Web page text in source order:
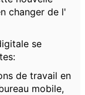
changer de l'
se
de travail en
mobile,